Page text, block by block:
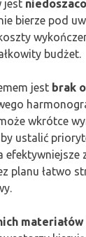
jest
bierze pod
budżet.
jest brak
wkrótce
ustalić
efektywniejsze
planu łatwo
materiałów